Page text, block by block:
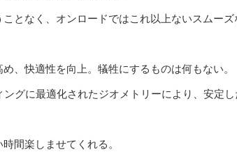
となく、オンロードではこれ以上ないスムー
、快適性を向上。犠牲にするものは何もない。
グに最適化されたジオメトリーにより、安定
間楽しませてくれる。